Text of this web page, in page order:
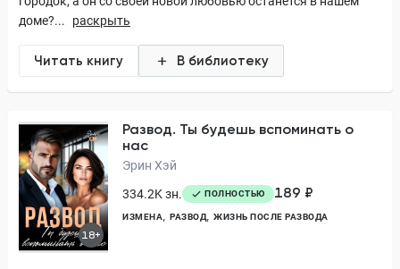
доме?...
раскрыть
Читать книгу В библиотеку
18+
Развод. Ты будешь вспоминать о
нас
Эрин Хэй
334.2K зн.
ПОЛНОСТЬЮ 189 ₽
ИЗМЕНА РАЗВОД ЖИЗНЬ ПОСЛЕ РАЗВОДА